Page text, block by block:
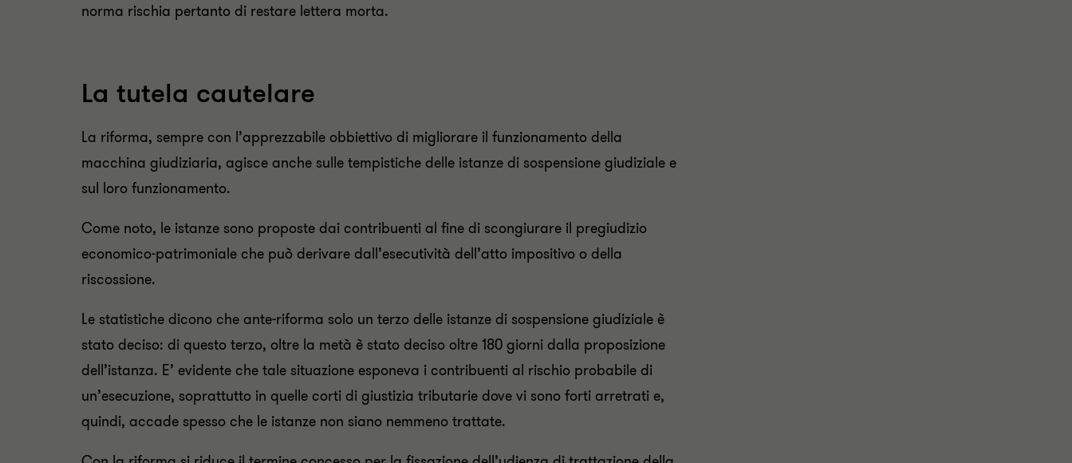
norma rischia pertanto di restare lettera morta.
La tutela cautelare
La riforma, sempre con l’apprezzabile obbiettivo di migliorare il funzionamento della
macchina giudiziaria, agisce anche sulle tempistiche delle istanze di sospensione giudiziale e
sul loro funzionamento.
Come noto, le istanze sono proposte dai contribuenti al fine di scongiurare il pregiudizio
economico-patrimoniale che può derivare dall’esecutività dell’atto impositivo o della
riscossione.
Le statistiche dicono che ante-riforma solo un terzo delle istanze di sospensione giudiziale è
stato deciso: di questo terzo, oltre la metà è stato deciso oltre 180 giorni dalla proposizione
dell’istanza. E’ evidente che tale situazione esponeva i contribuenti al rischio probabile di
un’esecuzione, soprattutto in quelle corti di giustizia tributarie dove vi sono forti arretrati e,
quindi, accade spesso che le istanze non siano nemmeno trattate.